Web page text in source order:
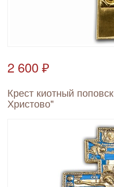
2 600 ₽
Крест киотный
Христово"